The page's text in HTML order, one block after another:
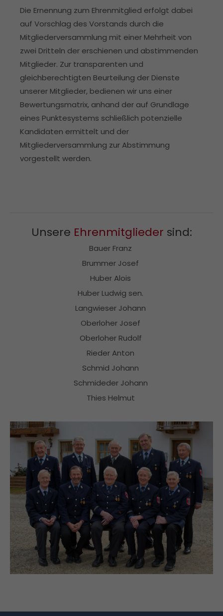
info@yourdomain.com
About us
Lorem ipsum dolor sit amet, consectetuer
adipiscing elit.
Aenean commodo ligula eget dolor. Aenean
massa. Cum sociis natoque penatibus et
magnis dis parturient montes, nascetur ridiculus
mus. Donec quam felis, ultricies nec.
Die Ernennung zum Ehrenmitglied erfolgt dabei
auf Vorschlag des Vorstands durch die
Mitgliederversammlung mit einer Mehrheit von
zwei Dritteln der erschienen und abstimmenden
Mitglieder. Zur transparenten und
gleichberechtigten Beurteilung der Dienste
unserer Mitglieder, bedienen wir uns einer
Bewertungsmatrix, anhand der auf Grundlage
eines Punktesystems schließlich potenzielle
Kandidaten ermittelt und der
Mitgliederversammlung zur Abstimmung
vorgestellt werden.
Unsere Ehrenmitglieder sind:
Bauer Franz
Brummer Josef
Huber Alois
Huber Ludwig sen.
Langwieser Johann
Oberloher Josef
Oberloher Rudolf
Rieder Anton
Schmid Johann
Schmideder Johann
Thies Helmut